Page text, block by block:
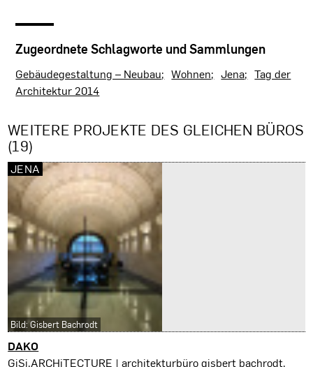
Zugeordnete Schlagworte und Sammlungen
Gebäudegestaltung – Neubau Wohnen Jena
Tag der
Architektur 2014
WEITERE PROJEKTE DES GLEICHEN BÜROS
(19)
DAKO
Jena
GiSi.ARCHiTECTURE | architekturbüro gisbert bachrodt,
JENA
Bild: Gisbert Bachrodt